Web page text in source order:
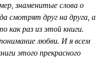
знаменитые слова о
смотрят друг на друга, а
как раз из этой книги.
любви. И я всем
этого прекрасного